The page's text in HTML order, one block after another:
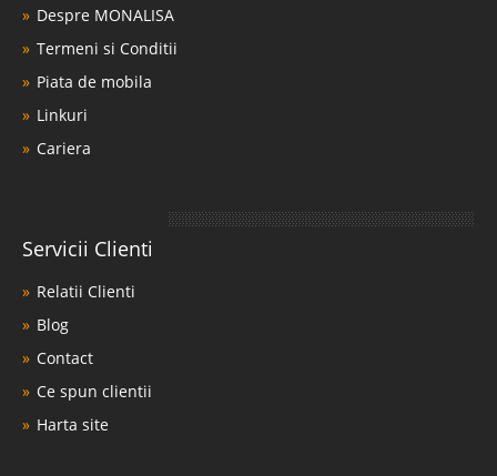
Despre MONALISA
Termeni si Conditii
Piata de mobila
Linkuri
Cariera
Servicii Clienti
Relatii Clienti
Blog
Contact
Ce spun clientii
Harta site